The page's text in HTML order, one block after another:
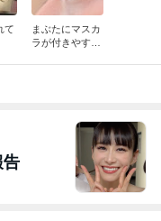
て
まぶたにマスカ
ラが付きやすい
告